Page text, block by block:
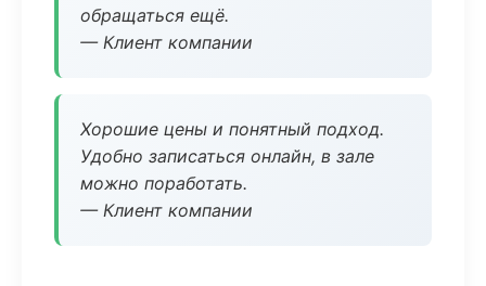
обращаться ещё.
— Клиент компании
Хорошие цены и понятный подход.
Удобно записаться онлайн, в зале
можно поработать.
— Клиент компании